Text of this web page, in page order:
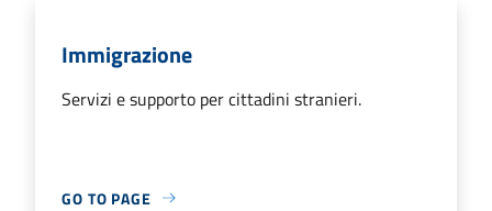
Immigrazione
Servizi e supporto per cittadini stranieri.
GO TO PAGE